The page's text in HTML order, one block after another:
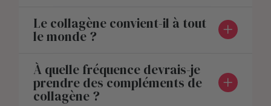
Le collagène convient-il à tout
le monde ?
À quelle fréquence devrais-je
prendre des compléments de
collagène ?